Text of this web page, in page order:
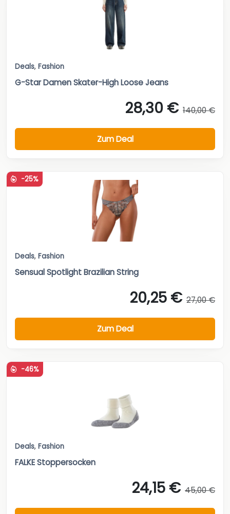
Deals, Fashion
G-Star Damen Skater-High Loose Jeans
28,30 € 140,00 €
Zum Deal
-25%
Deals, Fashion
Sensual Spotlight Brazilian String
20,25 € 27,00 €
Zum Deal
-46%
Deals, Fashion
FALKE Stoppersocken
24,15 € 45,00 €